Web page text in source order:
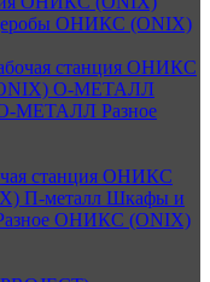
ОНИКС (ONIX)
станция ОНИКС
O-МЕТАЛЛ
МЕТАЛЛ Разное
станция ОНИКС
П-металл Шкафы и
ОНИКС (ONIX)